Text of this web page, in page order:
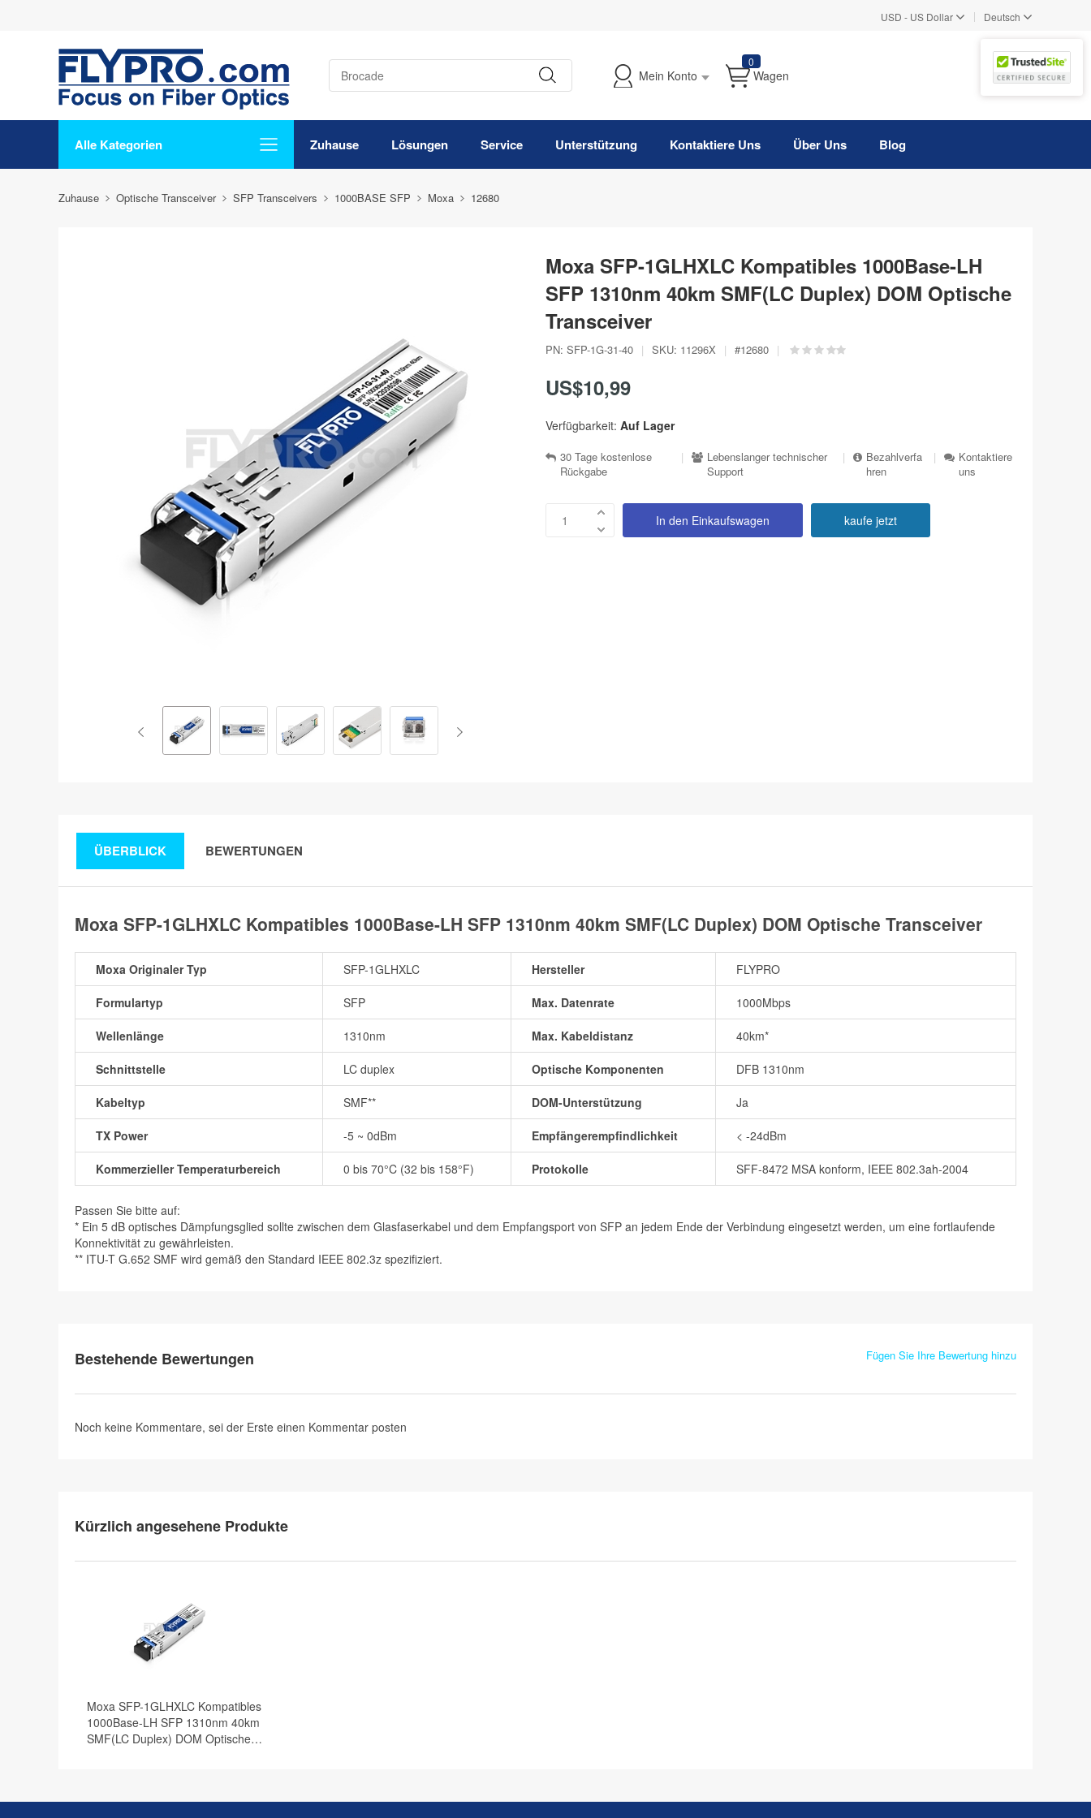
USD - US Dollar | Deutsch
Mein Konto
0
Wagen
Alle Kategorien Zuhause Lösungen Service Unterstützung Kontaktiere Uns Über Uns Blog
Zuhause Optische Transceiver SFP Transceivers 1000BASE SFP Moxa 12680
Moxa SFP-1GLHXLC Kompatibles 1000Base-LH
SFP 1310nm 40km SMF(LC Duplex) DOM Optische
Transceiver
PN: SFP-1G-31-40 | SKU: 11296X | #12680 |
US$10,99
Verfügbarkeit: Auf Lager
30 Tage kostenlose
Rückgabe
|
Lebenslanger technischer
Support
|
Bezahlverfa
hren
|
Kontaktiere
uns
In den Einkaufswagen kaufe jetzt
ÜBERBLICK BEWERTUNGEN
Moxa SFP-1GLHXLC Kompatibles 1000Base-LH SFP 1310nm 40km SMF(LC Duplex) DOM Optische Transceiver
Moxa Originaler Typ SFP-1GLHXLC Hersteller FLYPRO
Formulartyp SFP Max. Datenrate 1000Mbps
Wellenlänge 1310nm Max. Kabeldistanz 40km*
Schnittstelle LC duplex Optische Komponenten DFB 1310nm
Kabeltyp SMF** DOM-Unterstützung Ja
TX Power -5 ~ 0dBm Empfängerempfindlichkeit < -24dBm
Kommerzieller Temperaturbereich 0 bis 70°C (32 bis 158°F) Protokolle SFF-8472 MSA konform, IEEE 802.3ah-2004
Passen Sie bitte auf:
* Ein 5 dB optisches Dämpfungsglied sollte zwischen dem Glasfaserkabel und dem Empfangsport von SFP an jedem Ende der Verbindung eingesetzt werden, um eine fortlaufende
Konnektivität zu gewährleisten.
** ITU-T G.652 SMF wird gemäß den Standard IEEE 802.3z spezifiziert.
Bestehende Bewertungen Fügen Sie Ihre Bewertung hinzu
Noch keine Kommentare, sei der Erste einen Kommentar posten
Kürzlich angesehene Produkte
Moxa SFP-1GLHXLC Kompatibles
1000Base-LH SFP 1310nm 40km
SMF(LC Duplex) DOM Optische